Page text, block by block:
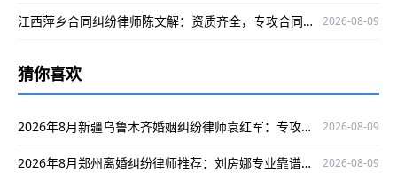
江西萍乡合同纠纷律师陈文解：资质齐全，专攻合同纠纷护航当事人权益 2026-08-09
猜你喜欢
2026年8月新疆乌鲁木齐婚姻纠纷律师袁红军：专攻纠纷案件，口碑出众护航当事人权益 2026-08-09
2026年8月郑州离婚纠纷律师推荐：刘房娜专业靠谱，为您解决离婚纠纷难题 2026-08-09